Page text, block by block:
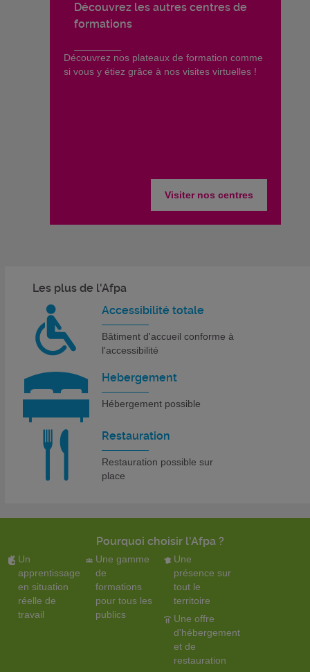
Découvrez les autres centres de
formations
​Découvrez nos plateaux de formation comme
si vous y étiez grâce à nos visites virtuelles !
Visiter nos centres
Les plus de l'Afpa
Accessibilité totale
Bâtiment d'accueil conforme à
l'accessibilité
Hebergement
Hébergement possible
Restauration
Restauration possible sur
place
Pourquoi choisir l'Afpa ?
Un
apprentissage
en situation
réelle de
travail
Une gamme
de
formations
pour tous les
publics
Une
présence sur
tout le
territoire
Une offre
d'hébergement
et de
restauration